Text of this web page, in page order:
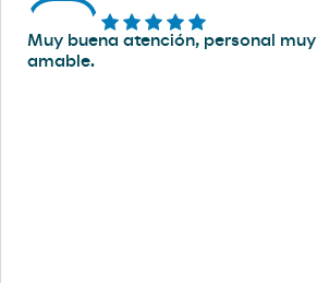
Muy buena atención, personal muy
amable.